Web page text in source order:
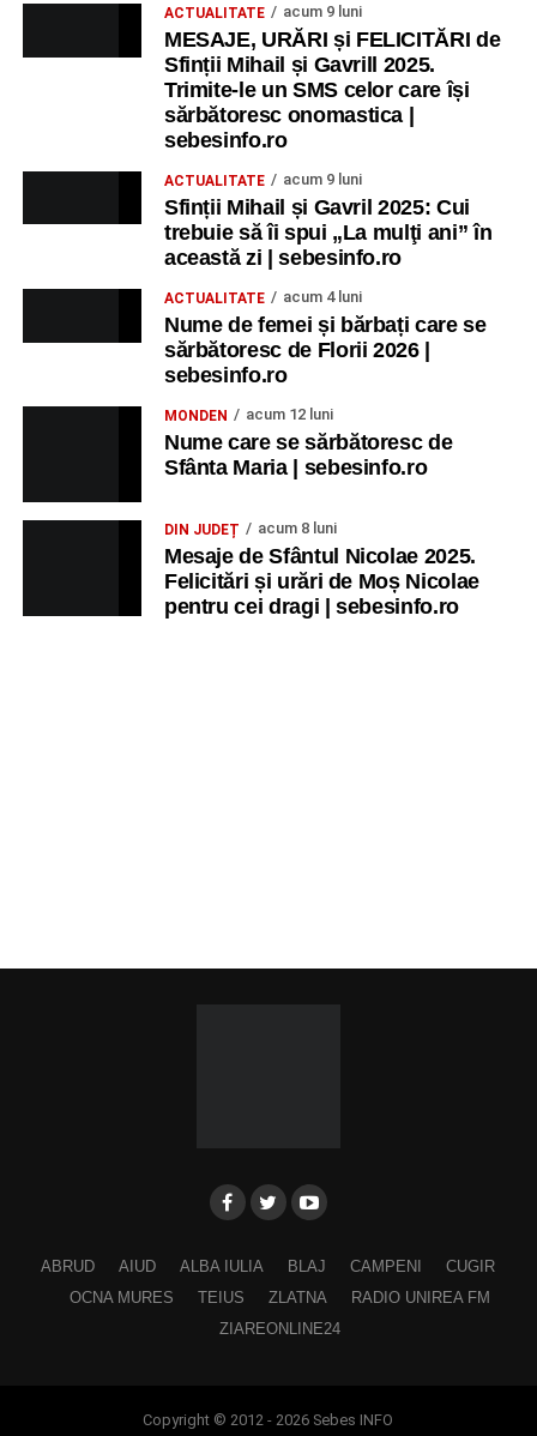
Evaluare Națională și Bacalaureat.
– Parcul Tineretului: Spectacol pentru copii și
Alexandra Pamfilie și Școala de muzică„DoReMi”
Ancuța Stănuș și grupul de folclor;
Trupa de Dansuri Săsești.
Ora 20.30– Parcul Tineretului: proiecția filmului pentru
„Străjerii Deltei”(România, 2021), film de familie și
JOI, 27 AUGUST 2026
Grădina Muzeului Municipal „Ioan
Raica” Sebeș
Sărbătoarea Seniorilor
– festivitatea de
Participă:
Georgiana Petrescu
Georgiana Pavelescu
Alina Andrei
ACTUALITATE acum 9 luni
MESAJE, URĂRI și FELICITĂRI de
Sfinții Mihail și Gavrill 2025.
Trimite-le un SMS celor care își
sărbătoresc onomastica |
sebesinfo.ro
ACTUALITATE acum 9 luni
Sfinții Mihail și Gavril 2025: Cui
trebuie să îi spui „La mulţi ani” în
această zi | sebesinfo.ro
ACTUALITATE acum 4 luni
Nume de femei și bărbați care se
sărbătoresc de Florii 2026 |
sebesinfo.ro
MONDEN acum 12 luni
Nume care se sărbătoresc de
Sfânta Maria | sebesinfo.ro
DIN JUDEȚ acum 8 luni
Mesaje de Sfântul Nicolae 2025.
Felicitări și urări de Moș Nicolae
pentru cei dragi | sebesinfo.ro
ABRUD AIUD ALBA IULIA BLAJ CAMPENI
CUGIR
OCNA MURES
TEIUS ZLATNA
RADIO UNIREA FM
ZIAREONLINE24
Copyright © 2012 - 2026 Sebes INFO